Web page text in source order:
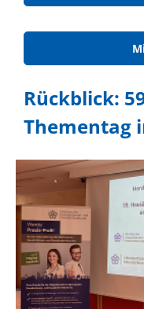
Rückblick:
Thementag